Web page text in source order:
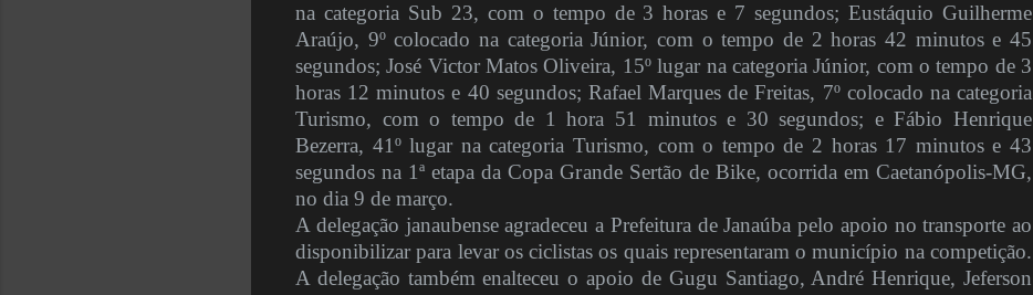
na categoria Sub 23, com o tempo de 3 horas e 7 segundos; Eustáquio Guilherme
Araújo, 9º colocado na categoria Júnior, com o tempo de 2 horas 42 minutos e 45
segundos; José Victor Matos Oliveira, 15º lugar na categoria Júnior, com o tempo de 3
horas 12 minutos e 40 segundos; Rafael Marques de Freitas, 7º colocado na categoria
Turismo, com o tempo de 1 hora 51 minutos e 30 segundos; e Fábio Henrique
Bezerra, 41º lugar na categoria Turismo, com o tempo de 2 horas 17 minutos e 43
segundos na 1ª etapa da Copa Grande Sertão de Bike, ocorrida em Caetanópolis-MG,
no dia 9 de março.
A delegação janaubense agradeceu a Prefeitura de Janaúba pelo apoio no transporte ao
disponibilizar para levar os ciclistas os quais representaram o município na competição.
A delegação também enalteceu o apoio de Gugu Santiago, André Henrique, Jeferson